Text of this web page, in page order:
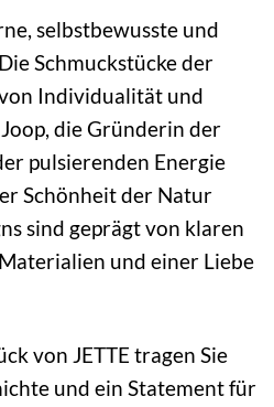
selbstbewusste und
Schmuckstücke der
Individualität und
die Gründerin der
pulsierenden Energie
Schönheit der Natur
sind geprägt von klaren
und einer Liebe
von JETTE tragen Sie
und ein Statement für